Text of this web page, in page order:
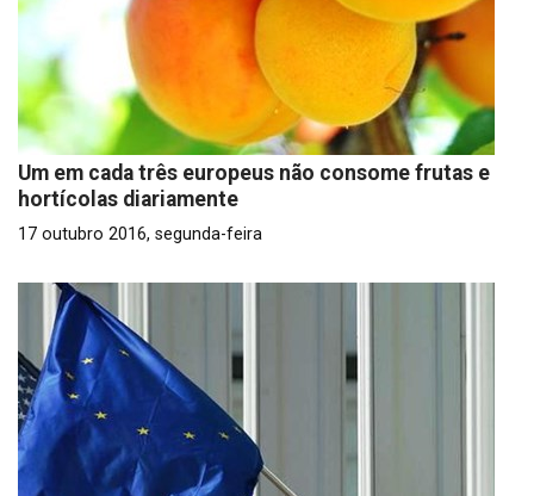
Um em cada três europeus não consome frutas e
hortícolas diariamente
17 outubro 2016, segunda-feira